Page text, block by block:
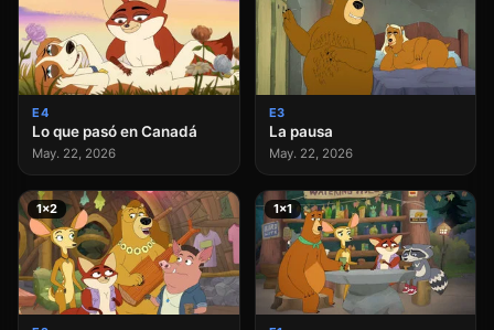
E4
Lo que pasó en Canadá
May. 22, 2026
E3
La pausa
May. 22, 2026
1×2 1×1